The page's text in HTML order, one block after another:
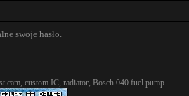
swoje hasło.
cam, custom IC, radiator, Bosch 040 fuel pump...